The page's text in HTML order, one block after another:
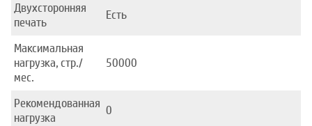
Двухсторонняя
печать
Есть
Максимальная
нагрузка, стр./
мес.
50000
Рекомендованная
нагрузка
0